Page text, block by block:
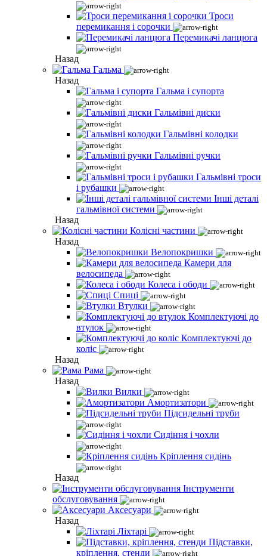
Троси
перемикання і сорочки
Перемикачі ланцюга
Назад
Гальма
Назад
Гальма і супорта
Гальмівні диски
Гальмівні колодки
Гальмівні ручки
Гальмівні троси
і рубашки
Інші деталі
гальмівної системи
Назад
Колісні частини
Назад
Велопокришки
Камери для
велосипеда
Колеса і ободи
Спиці
Втулки
Комплектуючі до
втулок
Комплектуючі до
коліс
Назад
Рама
Назад
Вилки
Амортизатори
Підсидельні труби
Сидіння і чохли
Кріплення сидінь
Назад
Інструменти
обслуговування
Аксесуари
Назад
Ліхтарі
Підставки,
кріплення, стенди